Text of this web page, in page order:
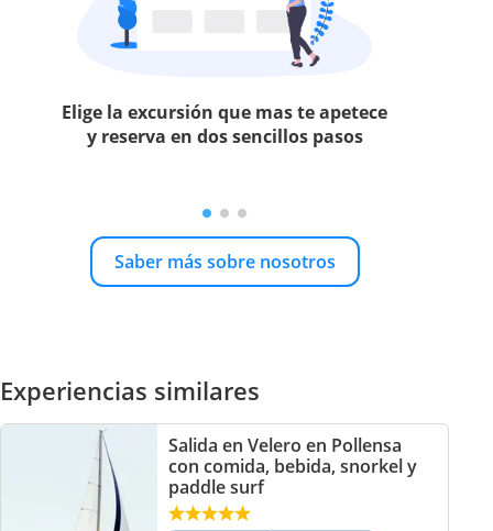
Elige la excursión que mas te apetece
y reserva en dos sencillos pasos
Saber más sobre nosotros
Experiencias similares
Salida en Velero en Pollensa
con comida, bebida, snorkel y
paddle surf